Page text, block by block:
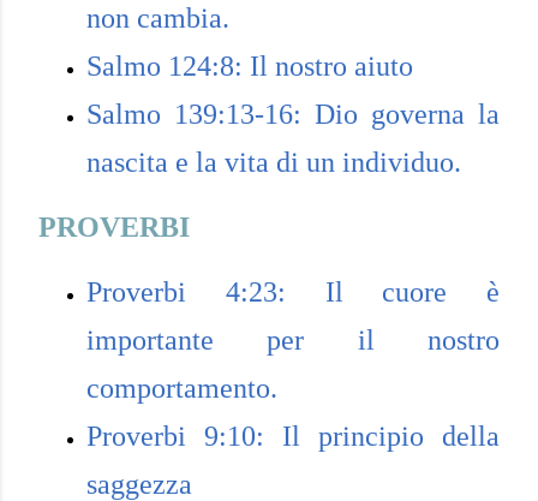
non cambia.
Salmo 124:8: Il nostro aiuto
Salmo 139:13-16: Dio governa la
nascita e la vita di un individuo.
PROVERBI
Proverbi 4:23: Il cuore è
importante per il nostro
comportamento.
Proverbi 9:10: Il principio della
saggezza